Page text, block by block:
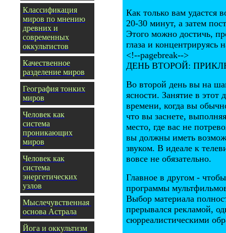
Классификация
миров по мнению
древних и
современных
оккультистов
Качественное
разделение миров
География тонких
миров
Человек как
система
проникающих
миров
Человек как
система
энергетических
узлов
Мыслечувственная
основа Астрала
Йога и оккультизм
Как только вам удастся
20-30 минут, а затем
Этого можно достичь,
глаза и
<!--pagebreak-->
ДЕНЬ ВТОРОЙ:
Во второй день вы на
ясности. Занятие в этот
времени, когда вы
что вы заснете,
место, где вас не
вы должны иметь
звуком. В идеале к
вовсе не обязательно.
Главное в другом -
программы
Выбор материала
прерывался рекламой,
сюрреалистическими